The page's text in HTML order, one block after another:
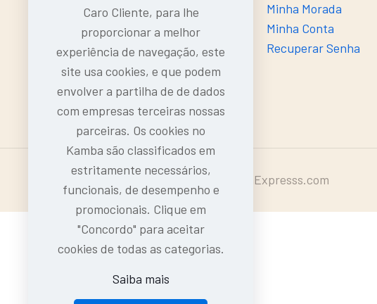
Sobre o Kamba
Entregas
Devoluções e Trocas
Dúvidas Frequentes (FAQ's)
Minha Morada
Minha Conta
Recuperar Senha
Intermarcas, LDA | 2024-25 © KambaExpresss.com
Caro Cliente, para lhe
proporcionar a melhor
experiência de navegação, este
site usa cookies, e que podem
envolver a partilha de de dados
com empresas terceiras nossas
parceiras. Os cookies no
Kamba são classificados em
estritamente necessários,
funcionais, de desempenho e
promocionais. Clique em
"Concordo" para aceitar
cookies de todas as categorias.
Saiba mais